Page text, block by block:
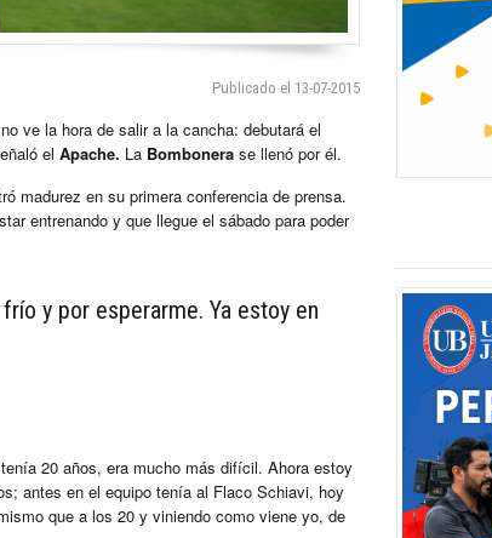
Publicado el 13-07-2015
ve la hora de salir a la cancha: debutará el
el Apache. La Bombonera se llenó por él.
madurez en su primera conferencia de prensa.
entrenando y que llegue el sábado para poder
y por esperarme. Ya estoy en
20 años, era mucho más difícil. Ahora estoy
antes en el equipo tenía al Flaco Schiavi, hoy
que a los 20 y viniendo como viene yo, de